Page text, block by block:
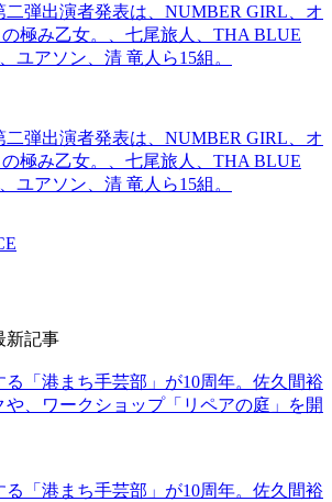
二弾出演者発表は、NUMBER GIRL、オ
極み乙女。、七尾旅人、THA BLUE
ユアソン、清 竜人ら15組。
二弾出演者発表は、NUMBER GIRL、オ
極み乙女。、七尾旅人、THA BLUE
ユアソン、清 竜人ら15組。
新記事
「港まち手芸部」が10周年。佐久間裕
や、ワークショップ「リペアの庭」を開
「港まち手芸部」が10周年。佐久間裕